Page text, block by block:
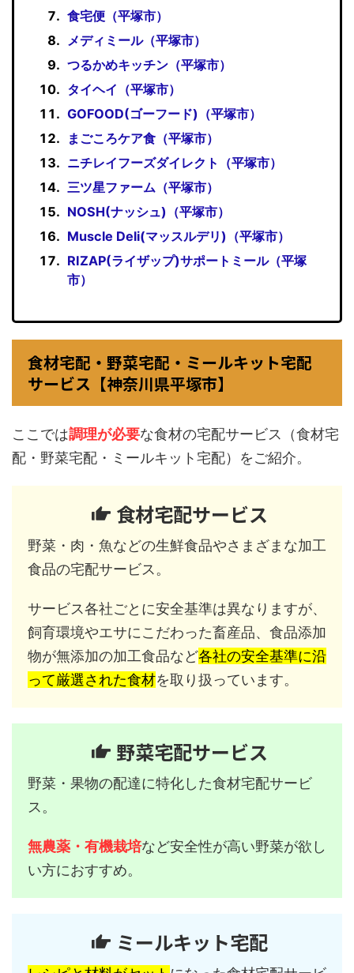
食宅便（平塚市）
メディミール（平塚市）
つるかめキッチン（平塚市）
タイヘイ（平塚市）
GOFOOD(ゴーフード)（平塚市）
まごころケア食（平塚市）
ニチレイフーズダイレクト（平塚市）
三ツ星ファーム（平塚市）
NOSH(ナッシュ)（平塚市）
Muscle Deli(マッスルデリ)（平塚市）
RIZAP(ライザップ)サポートミール（平塚
市）
食材宅配・野菜宅配・ミールキット宅配
サービス【神奈川県平塚市】
ここでは調理が必要な食材の宅配サービス（食材宅
配・野菜宅配・ミールキット宅配）をご紹介。
食材宅配サービス
野菜・肉・魚などの生鮮食品やさまざまな加工
食品の宅配サービス。
サービス各社ごとに安全基準は異なりますが、
飼育環境やエサにこだわった畜産品、食品添加
物が無添加の加工食品など各社の安全基準に沿
って厳選された食材を取り扱っています。
野菜宅配サービス
野菜・果物の配達に特化した食材宅配サービ
ス。
無農薬・有機栽培など安全性が高い野菜が欲し
い方におすすめ。
ミールキット宅配